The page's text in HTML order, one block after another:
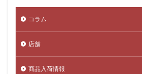
コラム
店舗
商品入荷情報